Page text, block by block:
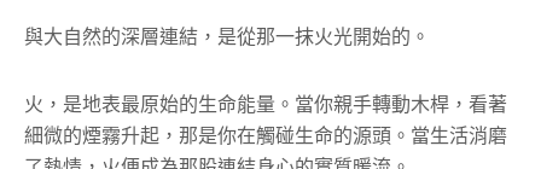
與大自然的深層連結，是從那一抹火光開始的。
火，是地表最原始的生命能量。當你親手轉動木桿，看著
細微的煙霧升起，那是你在觸碰生命的源頭。當生活消磨